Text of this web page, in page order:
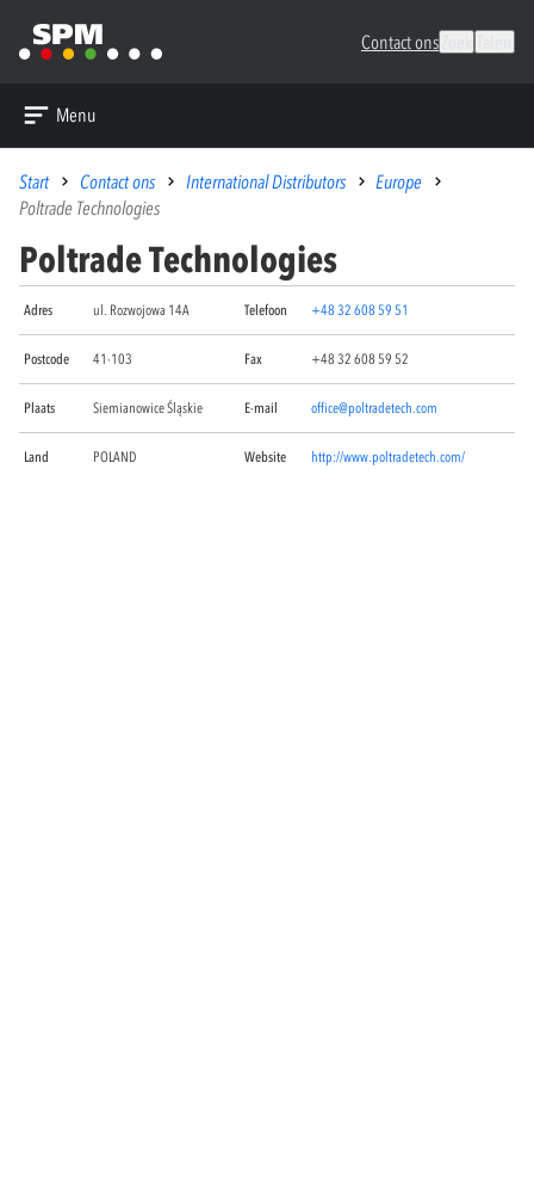
Contact ons
Menu
Start Contact ons International Distributors
Europe
Poltrade Technologies
Poltrade Technologies
Adres ul. Rozwojowa 14A Telefoon +48 32 608 59 51
Postcode 41-103 Fax +48 32 608 59 52
Plaats Siemianowice Śląskie E-mail office@poltradetech.com
Land POLAND Website http://www.poltradetech.com/